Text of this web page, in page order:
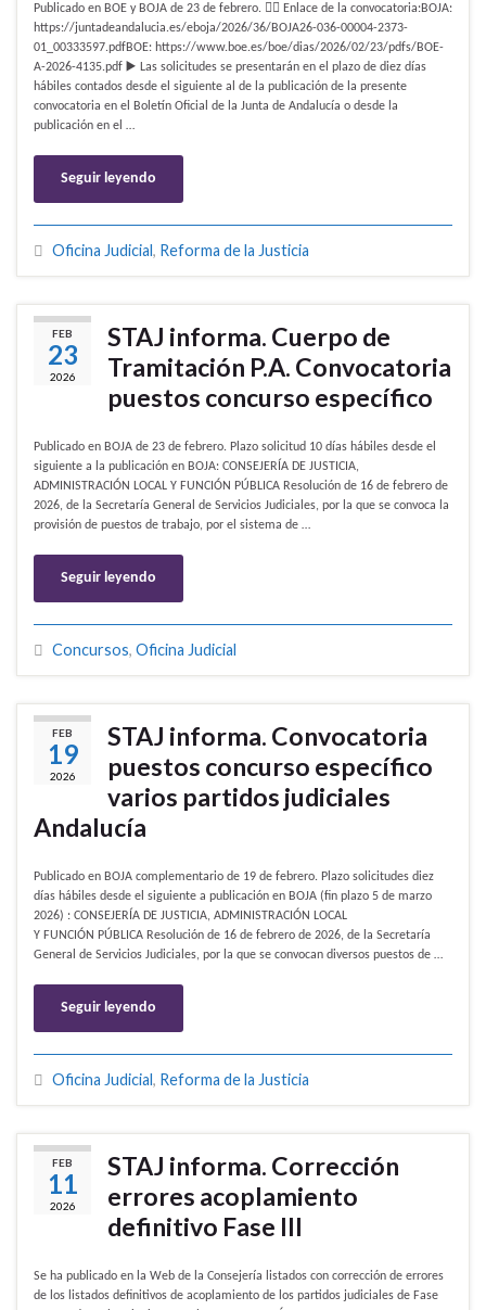
Publicado en BOE y BOJA de 23 de febrero. 👉🏻 Enlace de la convocatoria:BOJA:
https://juntadeandalucia.es/eboja/2026/36/BOJA26-036-00004-2373-
01_00333597.pdfBOE: https://www.boe.es/boe/dias/2026/02/23/pdfs/BOE-
A-2026-4135.pdf ▶️ Las solicitudes se presentarán en el plazo de diez días
hábiles contados desde el siguiente al de la publicación de la presente
convocatoria en el Boletín Oficial de la Junta de Andalucía o desde la
publicación en el …
Seguir leyendo
Oficina Judicial, Reforma de la Justicia
FEB
23
2026
STAJ informa. Cuerpo de
Tramitación P.A. Convocatoria
puestos concurso específico
Publicado en BOJA de 23 de febrero. Plazo solicitud 10 días hábiles desde el
siguiente a la publicación en BOJA: CONSEJERÍA DE JUSTICIA,
ADMINISTRACIÓN LOCAL Y FUNCIÓN PÚBLICA Resolución de 16 de febrero de
2026, de la Secretaría General de Servicios Judiciales, por la que se convoca la
provisión de puestos de trabajo, por el sistema de …
Seguir leyendo
Concursos, Oficina Judicial
FEB
19
2026
STAJ informa. Convocatoria
puestos concurso específico
varios partidos judiciales
Andalucía
Publicado en BOJA complementario de 19 de febrero. Plazo solicitudes diez
días hábiles desde el siguiente a publicación en BOJA (fin plazo 5 de marzo
2026) : CONSEJERÍA DE JUSTICIA, ADMINISTRACIÓN LOCAL
Y FUNCIÓN PÚBLICA Resolución de 16 de febrero de 2026, de la Secretaría
General de Servicios Judiciales, por la que se convocan diversos puestos de …
Seguir leyendo
Oficina Judicial, Reforma de la Justicia
FEB
11
2026
STAJ informa. Corrección
errores acoplamiento
definitivo Fase III
Se ha publicado en la Web de la Consejería listados con corrección de errores
de los listados definitivos de acoplamiento de los partidos judiciales de Fase